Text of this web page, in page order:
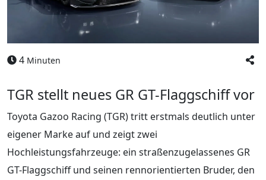
4 Minuten
TGR stellt neues GR GT-Flaggschiff vor
Toyota Gazoo Racing (TGR) tritt erstmals deutlich unter
eigener Marke auf und zeigt zwei
Hochleistungsfahrzeuge: ein straßenzugelassenes GR
GT-Flaggschiff und seinen rennorientierten Bruder, den